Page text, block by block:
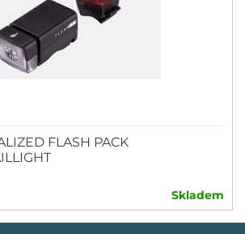
FLASH PACK
Skladem